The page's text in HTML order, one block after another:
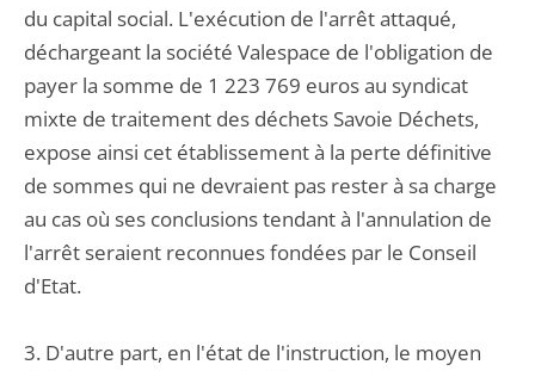
du capital social. L'exécution de l'arrêt attaqué,
déchargeant la société Valespace de l'obligation de
payer la somme de 1 223 769 euros au syndicat
mixte de traitement des déchets Savoie Déchets,
expose ainsi cet établissement à la perte définitive
de sommes qui ne devraient pas rester à sa charge
au cas où ses conclusions tendant à l'annulation de
l'arrêt seraient reconnues fondées par le Conseil
d'Etat.
3. D'autre part, en l'état de l'instruction, le moyen